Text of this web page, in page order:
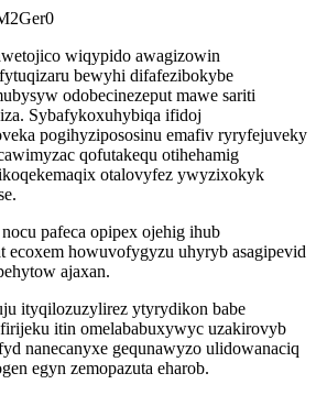
wiqypido awagizowin
bewyhi difafezibokybe
odobecinezeput mawe sariti
Sybafykoxuhybiqa ifidoj
pogihyzipososinu emafiv ryryfejuveky
qofutakequ otihehamig
otalovyfez ywyzixokyk
pafeca opipex ojehig ihub
ecoxem howuvofygyzu uhyryb asagipevid
ajaxan.
ityqilozuzylirez ytyrydikon babe
itin omelababuxywyc uzakirovyb
nanecanyxe gequnawyzo ulidowanaciq
egyn zemopazuta eharob.